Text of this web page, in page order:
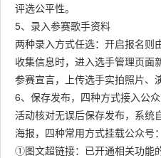
评选公平性。
5、录入参赛歌手资料
两种录入方式任选：开启报名则
收集信息时，进入选手管理页面
参赛宣言，上传选手实拍照片、
6、保存发布，四种方式接入公
活动核对无误后保存发布，系统
海报，四种常用方式挂载公众号：
①图文超链接：已开通相关功能